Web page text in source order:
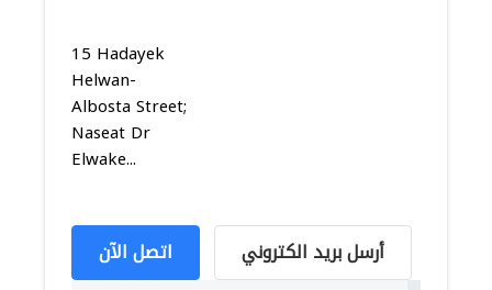
15 Hadayek
Helwan-
Albosta Street;
Naseat Dr
Elwake...
اتصل الآن أرسل بريد الكتروني